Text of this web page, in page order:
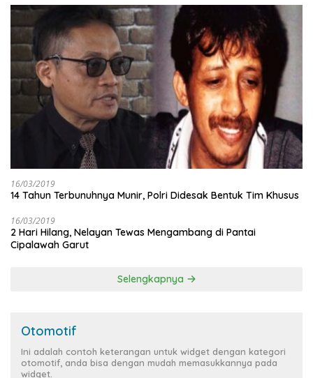
16/03/2019
14 Tahun Terbunuhnya Munir, Polri Didesak Bentuk Tim Khusus
16/03/2019
2 Hari Hilang, Nelayan Tewas Mengambang di Pantai
Cipalawah Garut
Selengkapnya
Otomotif
Ini adalah contoh keterangan untuk widget dengan kategori
otomotif, anda bisa dengan mudah memasukkannya pada
widget.